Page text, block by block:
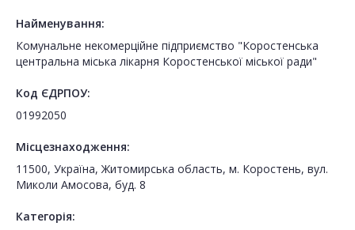
Найменування:
Комунальне некомерційне підприємство "Коростенська
центральна міська лікарня Коростенської міської ради"
Код ЄДРПОУ:
01992050
Місцезнаходження:
11500, Україна, Житомирська область, м. Коростень, вул.
Миколи Амосова, буд. 8
Категорія: